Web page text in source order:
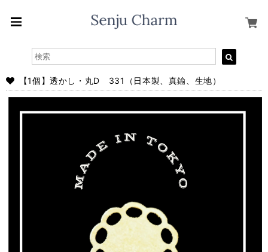
【1個】透かし・丸D 331（日本製、真鍮、生地）